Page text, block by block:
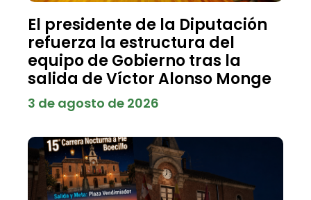
El presidente de la Diputación
refuerza la estructura del
equipo de Gobierno tras la
salida de Víctor Alonso Monge
3 de agosto de 2026